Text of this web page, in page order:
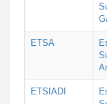
ETSA
ETSIADI